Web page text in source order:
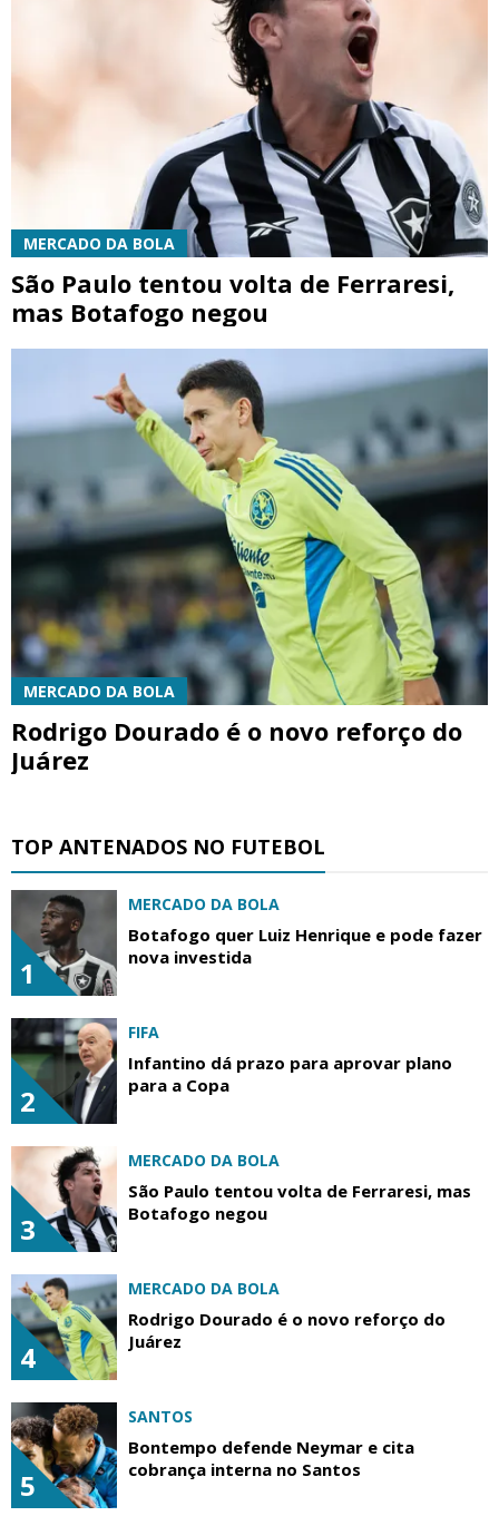
MERCADO DA BOLA
São Paulo tentou volta de Ferraresi,
mas Botafogo negou
MERCADO DA BOLA
Rodrigo Dourado é o novo reforço do
Juárez
TOP ANTENADOS NO FUTEBOL
1
MERCADO DA BOLA
Botafogo quer Luiz Henrique e pode fazer
nova investida
2
FIFA
Infantino dá prazo para aprovar plano
para a Copa
3
MERCADO DA BOLA
São Paulo tentou volta de Ferraresi, mas
Botafogo negou
4
MERCADO DA BOLA
Rodrigo Dourado é o novo reforço do
Juárez
5
SANTOS
Bontempo defende Neymar e cita
cobrança interna no Santos